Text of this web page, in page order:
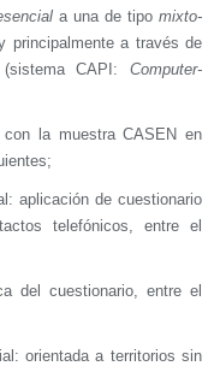
a una de tipomixto-
principalmente a través de
CAPI: Computer-
la muestra CASEN en
aplicación de cuestionario
telefónicos, entre el
del cuestionario, entre el
orientada a territorios sin